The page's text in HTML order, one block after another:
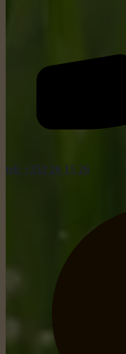
tel: +352 26 15 26